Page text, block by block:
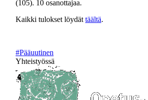
(105). 10 osanottajaa.
Kaikki tulokset löydät täältä.
#Pääuutinen
Yhteistyössä